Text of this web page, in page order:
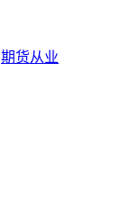
期货从业